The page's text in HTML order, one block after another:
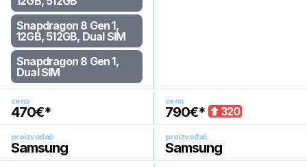
Snapdragon 8 Gen 1,
12GB, 512GB, Dual SIM
Snapdragon 8 Gen 1,
Dual SIM
cena
470€*
cena
790€* 320
proizvođač
Samsung
proizvođač
Samsung